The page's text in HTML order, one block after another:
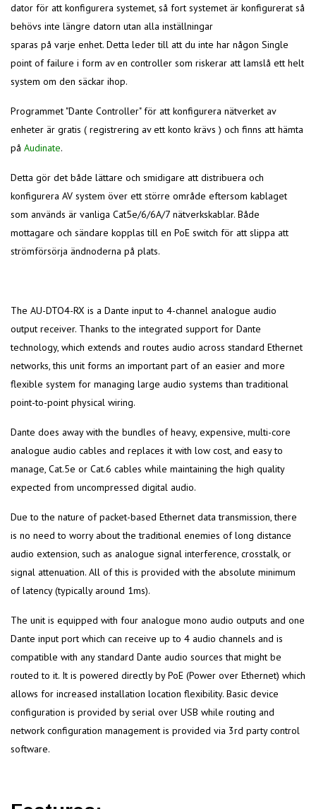
dator för att konfigurera systemet, så fort systemet är konfigurerat så
behövs inte längre datorn utan alla inställningar
sparas på varje enhet. Detta leder till att du inte har någon Single
point of failure i form av en controller som riskerar att lamslå ett helt
system om den säckar ihop.
Programmet "Dante Controller" för att konfigurera nätverket av
enheter är gratis ( registrering av ett konto krävs ) och finns att hämta
på Audinate.
Detta gör det både lättare och smidigare att distribuera och
konfigurera AV system över ett större område eftersom kablaget
som används är vanliga Cat5e/6/6A/7 nätverkskablar. Både
mottagare och sändare kopplas till en PoE switch för att slippa att
strömförsörja ändnoderna på plats.
The AU-DTO4-RX is a Dante input to 4-channel analogue audio
output receiver. Thanks to the integrated support for Dante
technology, which extends and routes audio across standard Ethernet
networks, this unit forms an important part of an easier and more
flexible system for managing large audio systems than traditional
point-to-point physical wiring.
Dante does away with the bundles of heavy, expensive, multi-core
analogue audio cables and replaces it with low cost, and easy to
manage, Cat.5e or Cat.6 cables while maintaining the high quality
expected from uncompressed digital audio.
Due to the nature of packet-based Ethernet data transmission, there
is no need to worry about the traditional enemies of long distance
audio extension, such as analogue signal interference, crosstalk, or
signal attenuation. All of this is provided with the absolute minimum
of latency (typically around 1ms).
The unit is equipped with four analogue mono audio outputs and one
Dante input port which can receive up to 4 audio channels and is
compatible with any standard Dante audio sources that might be
routed to it. It is powered directly by PoE (Power over Ethernet) which
allows for increased installation location flexibility. Basic device
configuration is provided by serial over USB while routing and
network configuration management is provided via 3rd party control
software.